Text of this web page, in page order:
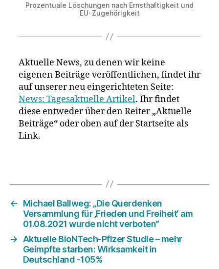
Prozentuale Löschungen nach Ernsthaftigkeit und
EU-Zugehörigkeit
Aktuelle News, zu denen wir keine
eigenen Beiträge veröffentlichen, findet ihr
auf unserer neu eingerichteten Seite:
News: Tagesaktuelle Artikel. Ihr findet
diese entweder über den Reiter „Aktuelle
Beiträge“ oder oben auf der Startseite als
Link.
←
Michael Ballweg: „Die Querdenken
Versammlung für ‚Frieden und Freiheit‘ am
01.08.2021 wurde nicht verboten“
→ Aktuelle BioNTech-Pfizer Studie – mehr
Geimpfte starben: Wirksamkeit in
Deutschland -105%